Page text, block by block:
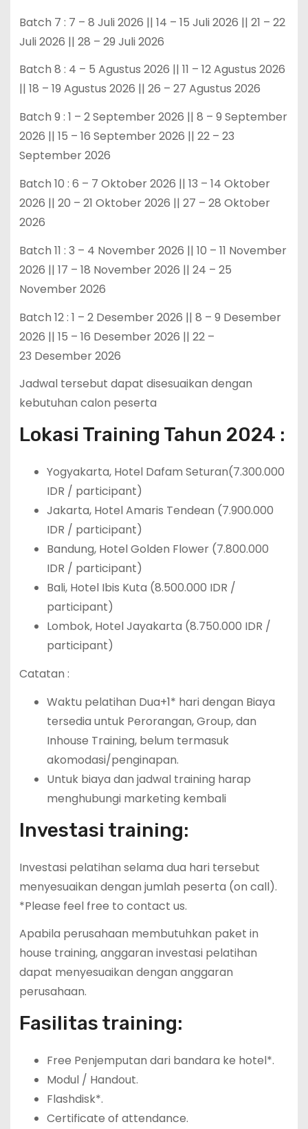
Batch 7 : 7 – 8 Juli 2026 || 14 – 15 Juli 2026 || 21 – 22
Juli 2026 || 28 – 29 Juli 2026
Batch 8 : 4 – 5 Agustus 2026 || 11 – 12 Agustus 2026
|| 18 – 19 Agustus 2026 || 26 – 27 Agustus 2026
Batch 9 : 1 – 2 September 2026 || 8 – 9 September
2026 || 15 – 16 September 2026 || 22 – 23
September 2026
Batch 10 : 6 – 7 Oktober 2026 || 13 – 14 Oktober
2026 || 20 – 21 Oktober 2026 || 27 – 28 Oktober
2026
Batch 11 : 3 – 4 November 2026 || 10 – 11 November
2026 || 17 – 18 November 2026 || 24 – 25
November 2026
Batch 12 : 1 – 2 Desember 2026 || 8 – 9 Desember
2026 || 15 – 16 Desember 2026 || 22 –
23 Desember 2026
Jadwal tersebut dapat disesuaikan dengan
kebutuhan calon peserta
Lokasi Training Tahun 2024 :
Yogyakarta, Hotel Dafam Seturan(7.300.000
IDR / participant)
Jakarta, Hotel Amaris Tendean (7.900.000
IDR / participant)
Bandung, Hotel Golden Flower (7.800.000
IDR / participant)
Bali, Hotel Ibis Kuta (8.500.000 IDR /
participant)
Lombok, Hotel Jayakarta (8.750.000 IDR /
participant)
Catatan :
Waktu pelatihan Dua+1* hari dengan Biaya
tersedia untuk Perorangan, Group, dan
Inhouse Training, belum termasuk
akomodasi/penginapan.
Untuk biaya dan jadwal training harap
menghubungi marketing kembali
Investasi training:
Investasi pelatihan selama dua hari tersebut
menyesuaikan dengan jumlah peserta (on call).
*Please feel free to contact us.
Apabila perusahaan membutuhkan paket in
house training, anggaran investasi pelatihan
dapat menyesuaikan dengan anggaran
perusahaan.
Fasilitas training:
Free Penjemputan dari bandara ke hotel*.
Modul / Handout.
Flashdisk*.
Certificate of attendance.